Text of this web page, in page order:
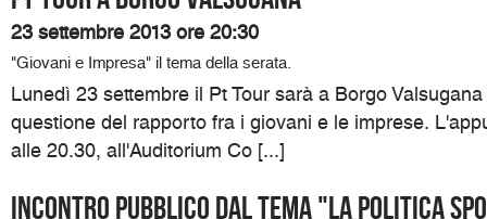
23 settembre 2013 ore 20:30
"Giovani e Impresa" il tema della serata.
Lunedì 23 settembre il Pt Tour sarà a Borgo
questione del rapporto fra i giovani e le imprese.
alle 20.30, all'Auditorium Co [...]
Incontro pubblico dal tema "La politica